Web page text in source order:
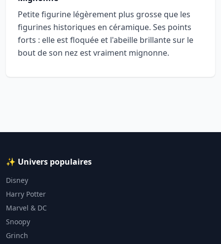
Petite figurine légèrement plus grosse que les
figurines historiques en céramique. Ses points
forts : elle est floquée et l'abeille brillante sur le
bout de son nez est vraiment mignonne.
✨ Univers populaires
Disney
Harry Potter
Marvel & DC
Snoopy
Grinch